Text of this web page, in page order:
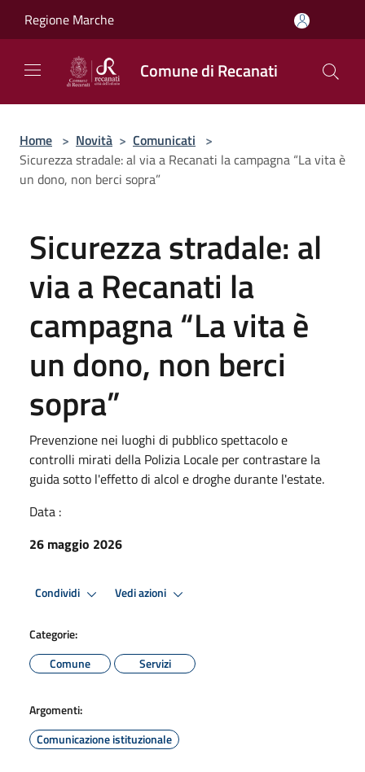
Regione Marche
Comune di Recanati
Home > Novità > Comunicati >
Sicurezza stradale: al via a Recanati la campagna “La vita è
un dono, non berci sopra”
Sicurezza stradale: al
via a Recanati la
campagna “La vita è
un dono, non berci
sopra”
Prevenzione nei luoghi di pubblico spettacolo e
controlli mirati della Polizia Locale per contrastare la
guida sotto l'effetto di alcol e droghe durante l'estate.
Data :
26 maggio 2026
Condividi Vedi azioni
Categorie:
Comune
Servizi
Argomenti:
Comunicazione istituzionale